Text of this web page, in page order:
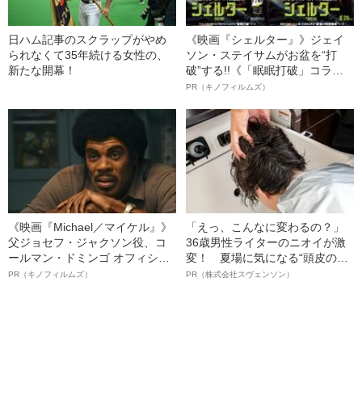
日ハム記事のスクラップがやめ
られなくて35年続ける女性の、
新たな開幕！
《映画『シェルター』》ジェイ
ソン・ステイサムがお盆を“打
破”する!!《「眠眠打破」コラ
ボ》
PR（キノフィルムズ）
《映画『Michael／マイケル』》
父ジョセフ・ジャクソン役、コ
ールマン・ドミンゴ オフィシャ
ルインタビュー“観客を魅了した
PR（キノフィルムズ）
「えっ、こんなに変わるの？」
36歳男性ライターのニオイが激
変！ 夏場に気になる“頭皮のニ
オイ”や“ベタつき”を解消す
PR（株式会社スヴェンソン）